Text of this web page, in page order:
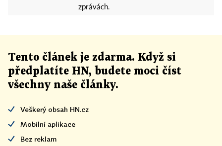
zprávách.
Tento článek je zdarma. Když si
předplatíte HN, budete moci číst
všechny naše články.
Veškerý obsah HN.cz
Mobilní aplikace
Bez reklam